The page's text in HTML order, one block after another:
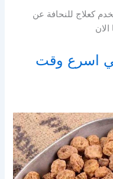
كعلاج للنحافة عن
اسرع وقت